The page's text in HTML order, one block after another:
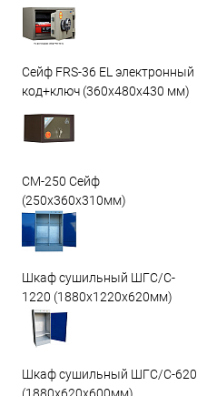
Сейф FRS-36 EL электронный
код+ключ (360x480x430 мм)
СМ-250 Сейф
(250х360х310мм)
Шкаф сушильный ШГС/C-
1220 (1880x1220x620мм)
Шкаф сушильный ШГС/C-620